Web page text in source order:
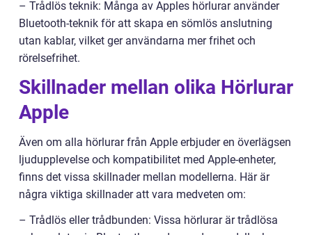
– Trådlös teknik: Många av Apples hörlurar använder
Bluetooth-teknik för att skapa en sömlös anslutning
utan kablar, vilket ger användarna mer frihet och
rörelsefrihet.
Skillnader mellan olika Hörlurar
Apple
Även om alla hörlurar från Apple erbjuder en överlägsen
ljudupplevelse och kompatibilitet med Apple-enheter,
finns det vissa skillnader mellan modellerna. Här är
några viktiga skillnader att vara medveten om:
– Trådlös eller trådbunden: Vissa hörlurar är trådlösa